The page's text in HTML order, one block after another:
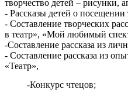
творчество детей – рисунки,
- Рассказы детей о посещении
- Составление творческих
в театр», «Мой любимый
-Составление рассказа из
- Составление рассказа из
«Театр»,
-Конкурс чтецов;